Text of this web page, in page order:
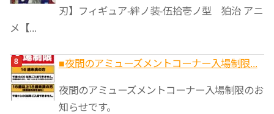
刃】フィギュア-絆ノ装-伍拾壱ノ型 狛治 アニ
メ【...
■夜間のアミューズメントコーナー入場制限...
夜間のアミューズメントコーナー入場制限のお
知らせです。